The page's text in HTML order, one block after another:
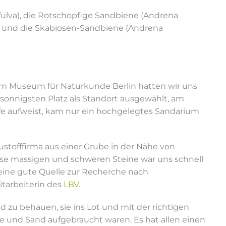
die Rotschopfige Sandbiene (Andrena
die Skabiosen-Sandbiene (Andrena
Museum für Naturkunde Berlin hatten wir uns
Platz als Standort ausgewählt, am
aufweist, kam nur ein hochgelegtes Sandarium
aus einer Grube in der Nähe von
massigen und schweren Steine war uns schnell
gute Quelle zur Recherche nach
des LBV.
behauen, sie ins Lot und mit der richtigen
Sand aufgebraucht waren. Es hat allen einen